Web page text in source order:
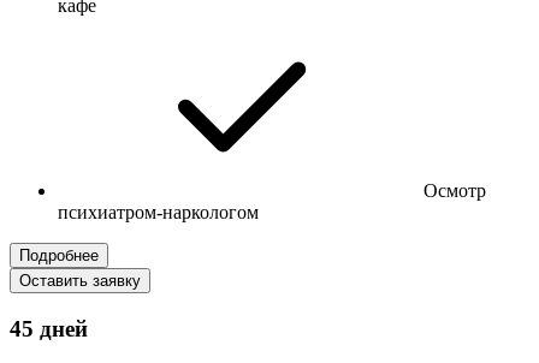
кафе
Осмотр
психиатром-наркологом
Подробнее
Оставить заявку
45 дней